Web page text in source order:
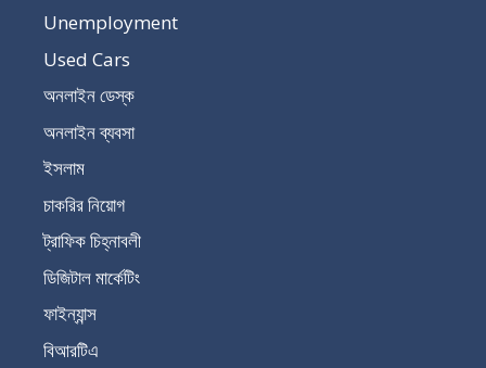
Unemployment
Used Cars
অনলাইন ডেস্ক
অনলাইন ব্যবসা
ইসলাম
চাকরির নিয়োগ
ট্রাফিক চিহ্নাবলী
ডিজিটাল মার্কেটিং
ফাইন্যান্স
বিআরটিএ